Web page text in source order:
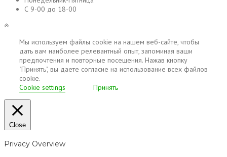
С 9-00 до 18-00
Мы используем файлы cookie на нашем веб-сайте, чтобы
дать вам наиболее релевантный опыт, запоминая ваши
предпочтения и повторные посещения. Нажав кнопку
"Принять", вы даете согласие на использование всех файлов
cookie.
Cookie settings
Принять
Close
Privacy Overview